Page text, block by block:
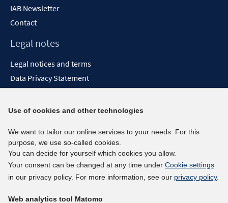
IAB Newsletter
Contact
Legal notes
Legal notices and terms
Data Privacy Statement
Report Accessibility
Social media channels
BlueSky
YouTube
LinkedIn
Use of cookies and other technologies
We want to tailor our online services to your needs. For this
purpose, we use so-called cookies.
You can decide for yourself which cookies you allow.
Your consent can be changed at any time under Cookie settings
in our privacy policy. For more information, see our privacy policy.
Web analytics tool Matomo